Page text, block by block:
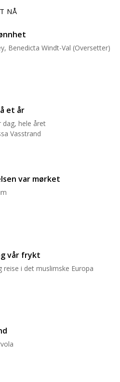
NÅ
Benedicta Windt-Val (Oversetter)
et år
dag, hele året
Vasstrand
var mørket
vår frykt
reise i det muslimske Europa